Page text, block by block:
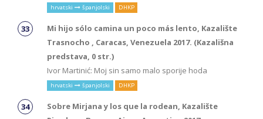
hrvatski španjolski DHKP
Mi hijo sólo camina un poco más lento, Kazalište
Trasnocho , Caracas, Venezuela 2017. (Kazališna
predstava, 0 str.)
Ivor Martinić: Moj sin samo malo sporije hoda
hrvatski španjolski DHKP
Sobre Mirjana y los que la rodean, Kazalište